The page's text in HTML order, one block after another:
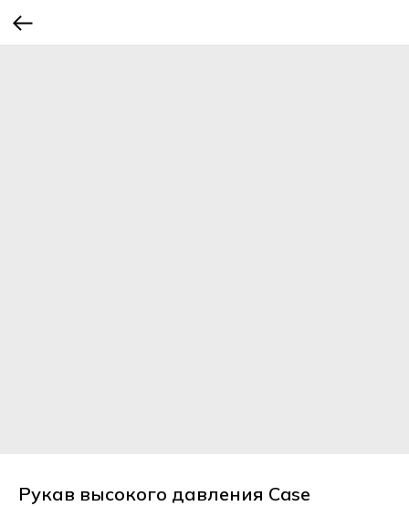
Рукав высокого давления Case